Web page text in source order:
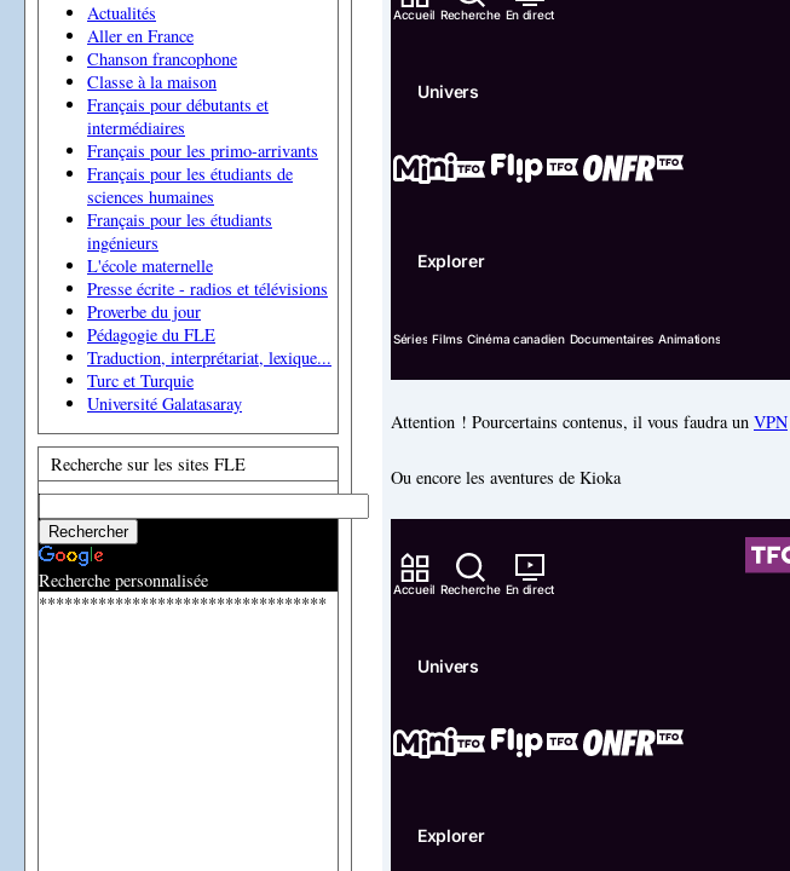
Actualités
Aller en France
Chanson francophone
Classe à la maison
Français pour débutants et
intermédiaires
Français pour les primo-arrivants
Français pour les étudiants de
sciences humaines
Français pour les étudiants
ingénieurs
L'école maternelle
Presse écrite - radios et télévisions
Proverbe du jour
Pédagogie du FLE
Traduction, interprétariat, lexique...
Turc et Turquie
Université Galatasaray
Recherche sur les sites FLE
Recherche personnalisée
**********************************
Attention ! Pourcertains contenus, il vous faudra un VPN
Ou encore les aventures de Kioka